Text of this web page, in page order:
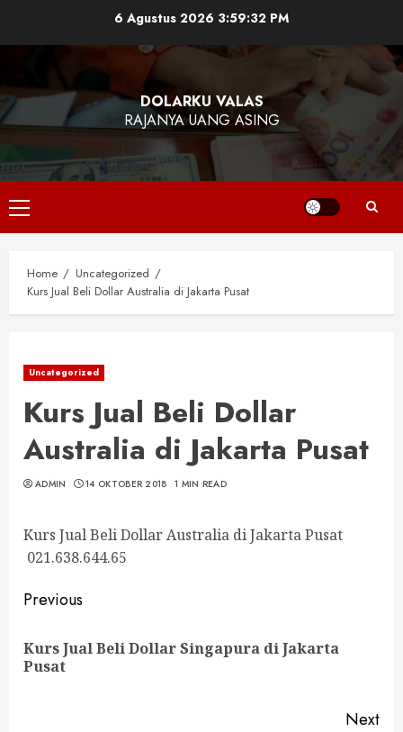
6 Agustus 2026 3:59:32 PM
DOLARKU VALAS
RAJANYA UANG ASING
Primary
Menu
Home
Uncategorized
Kurs Jual Beli Dollar Australia di Jakarta Pusat
Uncategorized
Kurs Jual Beli Dollar
Australia di Jakarta Pusat
ADMIN 14 OKTOBER 2018 1 MIN READ
Kurs Jual Beli Dollar Australia di Jakarta Pusat
021.638.644.65
Continue
Reading
Previous
Kurs Jual Beli Dollar Singapura di Jakarta
Pusat
Next